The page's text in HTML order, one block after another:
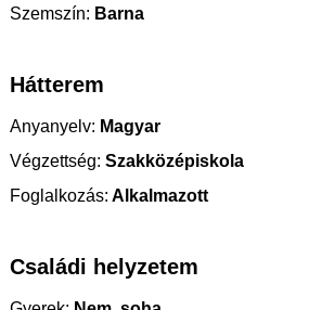
Szemszín: Barna
Hátterem
Anyanyelv: Magyar
Végzettség: Szakközépiskola
Foglalkozás: Alkalmazott
Családi helyzetem